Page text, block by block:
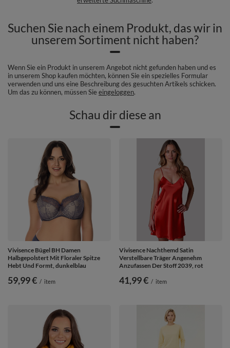
Suchen Sie nach einem Produkt, das wir in
unserem Sortiment nicht haben?
Wenn Sie ein Produkt in unserem Angebot nicht gefunden haben und es
in unserem Shop kaufen möchten, können Sie ein spezielles Formular
verwenden und uns eine Beschreibung des gesuchten Artikels schicken.
Um das zu können, müssen Sieeingeloggen.
Schau dir diese an
Vivisence Bügel BH Damen
Halbgepolstert Mit Floraler Spitze
Hebt Und Formt, dunkelblau
59,99 € / item
Vivisence Nachthemd Satin
Verstellbare Träger Angenehm
Anzufassen Der Stoff 2039, rot
41,99 € / item